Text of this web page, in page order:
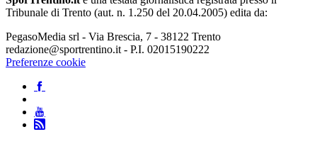
Tribunale di Trento (aut. n. 1.250 del 20.04.2005) edita da:
PegasoMedia srl - Via Brescia, 7 - 38122 Trento
redazione@sportrentino.it - P.I. 02015190222
Preferenze cookie